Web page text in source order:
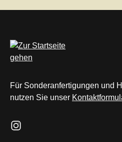
Für Sonderanfertigungen und
nutzen Sie unser
Schau auf Instagram vorbei –